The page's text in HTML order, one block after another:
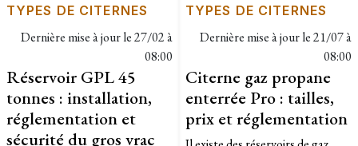
TYPES DE CITERNES
Dernière mise à jour le27/02 à
08:00
Réservoir GPL 45
tonnes : installation,
réglementation et
sécurité du gros vrac
TYPES DE CITERNES
Dernière mise à jour le21/07 à
08:00
Citerne gaz propane
enterrée Pro : tailles,
prix et réglementation